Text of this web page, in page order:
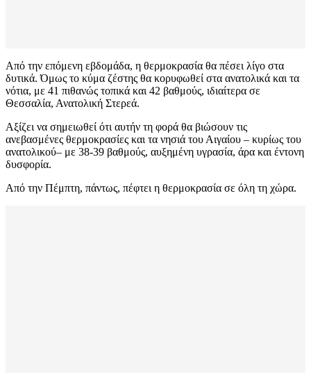
Από την επόμενη εβδομάδα, η θερμοκρασία θα πέσει λίγο στα
δυτικά. Όμως το κύμα ζέστης θα κορυφωθεί στα ανατολικά και τα
νότια, με 41 πιθανώς τοπικά και 42 βαθμούς, ιδιαίτερα σε
Θεσσαλία, Ανατολική Στερεά.
Αξίζει να σημειωθεί ότι αυτήν τη φορά θα βιώσουν τις
ανεβασμένες θερμοκρασίες και τα νησιά του Αιγαίου – κυρίως του
ανατολικού– με 38-39 βαθμούς, αυξημένη υγρασία, άρα και έντονη
δυσφορία.
Από την Πέμπτη, πάντως, πέφτει η θερμοκρασία σε όλη τη χώρα.